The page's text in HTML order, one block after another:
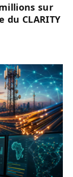
sur
CLARITY